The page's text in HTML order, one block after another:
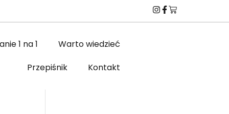
1 na 1
Warto wiedzieć
Przepiśnik
Kontakt